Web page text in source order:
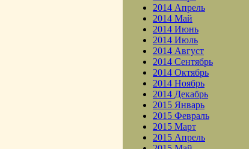
2014 Апрель
2014 Май
2014 Июнь
2014 Июль
2014 Август
2014 Сентябрь
2014 Октябрь
2014 Ноябрь
2014 Декабрь
2015 Январь
2015 Февраль
2015 Март
2015 Апрель